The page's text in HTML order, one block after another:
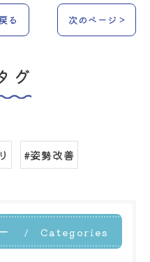
る 次のページ >
グ
#姿勢改善
Categories